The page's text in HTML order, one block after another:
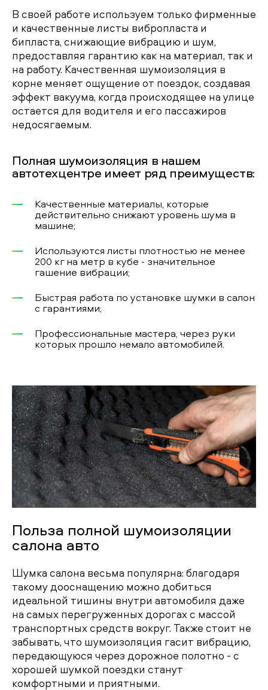
В своей работе используем только фирменные
и качественные листы вибропласта и
бипласта, снижающие вибрацию и шум,
предоставляя гарантию как на материал, так и
на работу. Качественная шумоизоляция в
корне меняет ощущение от поездок, создавая
эффект вакуума, когда происходящее на улице
остается для водителя и его пассажиров
недосягаемым.
Полная шумоизоляция в нашем
автотехцентре имеет ряд преимуществ:
Качественные материалы, которые
действительно снижают уровень шума в
машине;
Используются листы плотностью не менее
200 кг на метр в кубе - значительное
гашение вибрации;
Быстрая работа по установке шумки в салон
с гарантиями;
Профессиональные мастера, через руки
которых прошло немало автомобилей.
Польза полной шумоизоляции
салона авто
Шумка салона весьма популярна: благодаря
такому дооснащению можно добиться
идеальной тишины внутри автомобиля даже
на самых перегруженных дорогах с массой
транспортных средств вокруг. Также стоит не
забывать, что шумоизоляция гасит вибрацию,
передающуюся через дорожное полотно - с
хорошей шумкой поездки станут
комфортными и приятными.